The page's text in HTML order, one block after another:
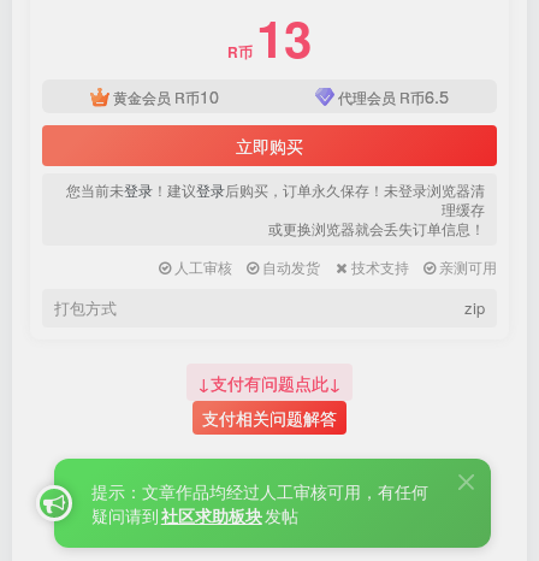
R币 13
黄金会员 R币10 代理会员 R币6.5
立即购买
您当前未登录 ！建议登录后购买，订单永久保存！未登录浏览器清
理缓存
或更换浏览器就会丢失订单信息！
人工审核
自动发货 技术支持 亲测可用
打包方式 zip
↓支付有问题点此↓
支付相关问题解答
提示：文章作品均经过人工审核可用，有任何
疑问请到社区求助板块发帖
社交账号登录
使用社交账号登录即表示同意用户协议、隐私声明